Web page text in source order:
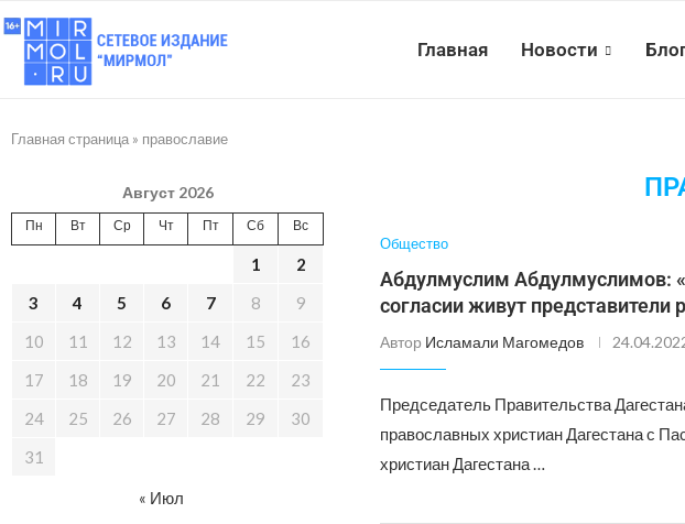
Главная Новости
Главная страница » православие
Общество
Абдулмуслим Абдулмуслимов:
согласии живут представители
Автор Исламали Магомедов
Председатель Правительства
православных христиан Дагестана с
христиан Дагестана …
Август 2026
Пн Вт Ср Чт Пт Сб Вс
1
2
3
4 5 6 7 8
9
10
11 12 13 14 15
16
17
18 19 20 21 22
23
24
25 26 27 28 29
30
31
« Июл